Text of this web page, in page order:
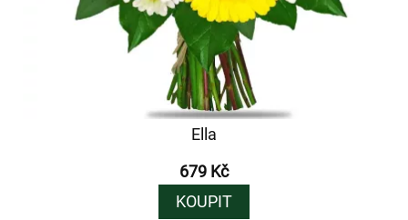
Ella
679 Kč
KOUPIT